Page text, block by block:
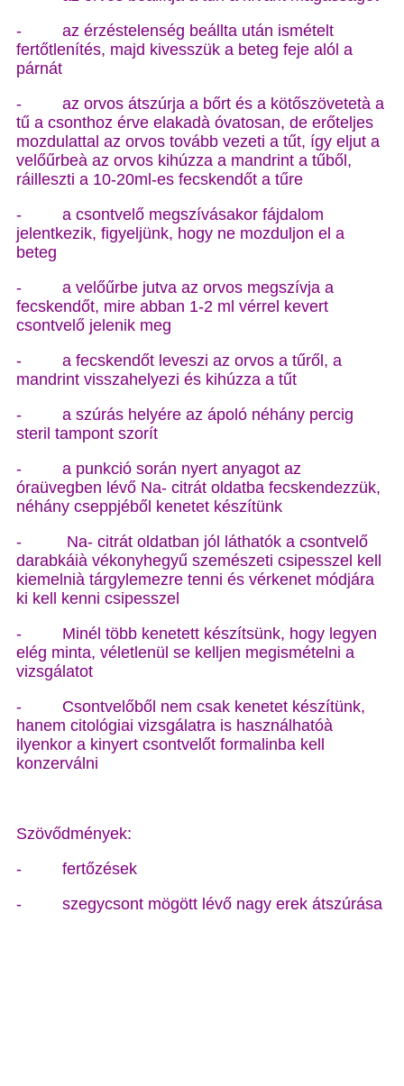
- az érzéstelenség beállta után ismételt
fertőtlenítés, majd kivesszük a beteg feje alól a
párnát
- az orvos átszúrja a bőrt és a kötőszövetetà a
tű a csonthoz érve elakadà óvatosan, de erőteljes
mozdulattal az orvos tovább vezeti a tűt, így eljut a
velőűrbeà az orvos kihúzza a mandrint a tűből,
ráilleszti a 10-20ml-es fecskendőt a tűre
- a csontvelő megszívásakor fájdalom
jelentkezik, figyeljünk, hogy ne mozduljon el a
beteg
- a velőűrbe jutva az orvos megszívja a
fecskendőt, mire abban 1-2 ml vérrel kevert
csontvelő jelenik meg
- a fecskendőt leveszi az orvos a tűről, a
mandrint visszahelyezi és kihúzza a tűt
- a szúrás helyére az ápoló néhány percig
steril tampont szorít
- a punkció során nyert anyagot az
óraüvegben lévő Na- citrát oldatba fecskendezzük,
néhány cseppjéből kenetet készítünk
- Na- citrát oldatban jól láthatók a csontvelő
darabkáià vékonyhegyű szemészeti csipesszel kell
kiemelnià tárgylemezre tenni és vérkenet módjára
ki kell kenni csipesszel
- Minél több kenetett készítsünk, hogy legyen
elég minta, véletlenül se kelljen megismételni a
vizsgálatot
- Csontvelőből nem csak kenetet készítünk,
hanem citológiai vizsgálatra is használhatóà
ilyenkor a kinyert csontvelőt formalinba kell
konzerválni
Szövődmények:
- fertőzések
- szegycsont mögött lévő nagy erek átszúrása